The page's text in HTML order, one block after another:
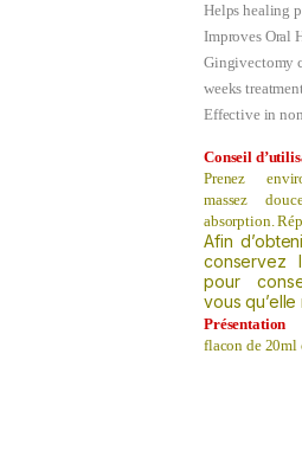
Helps healing
Improves Oral
Gingivectomy
weeks
Effective in
Conseil
Prenez
massez
absorption.
Afin
conservez
pour
vous qu’elle
Présentation
flacon de 20ml